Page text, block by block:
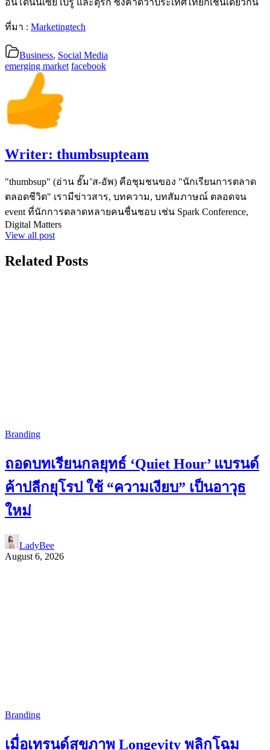
ที่มา : Marketingtech
Business, Social Media
emerging market facebook
Writer: thumbsupteam
"thumbsup" (อ่าน ธั๊ม’ส-อัพ) คือชุมชนของ "นักเรียนการตลาด
ตลอดชีวิต" เรามีข่าวสาร, บทความ, บทสัมภาษณ์ ตลอดจน
event ที่นักการตลาดหลายคนชื่นชอบ เช่น Spark Conference,
Digital Matters
View all post
Related Posts
Branding
ถอดบทเรียนกลยุทธ์ ‘Quiet Hour’ แบรนด์
ค้าปลีกยุโรป ใช้ “ความเงียบ” เป็นอาวุธ
ใหม่
LadyBee
August 6, 2026
Branding
เมื่อเทรนด์สุขภาพ Longevity พลิกโฉม